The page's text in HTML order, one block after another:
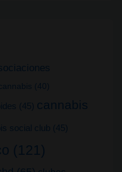
(40)
(45) cannabis
social club (45)
(121)